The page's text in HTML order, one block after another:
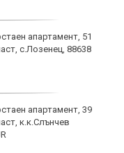
апартамент, 51
с.Лозенец, 88638
апартамент, 39
к.к.Слънчев